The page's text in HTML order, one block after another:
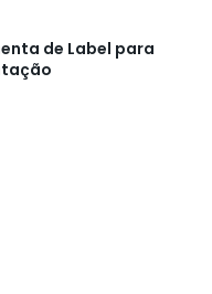
de Label para